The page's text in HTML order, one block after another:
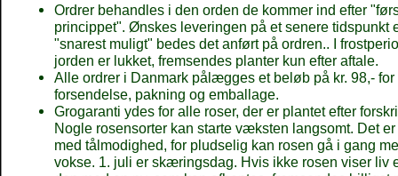
Ordrer behandles i den orden de kommer ind efter
princippet". Ønskes leveringen på et senere tidspunkt
"snarest muligt" bedes det anført på ordren.. I
jorden er lukket, fremsendes planter kun efter aftale.
Alle ordrer i Danmark pålægges et beløb på kr. 98,- for
forsendelse, pakning og emballage.
Grogaranti ydes for alle roser, der er plantet efter
Nogle rosensorter kan starte væksten langsomt. Det
med tålmodighed, for pludselig kan rosen gå i gang
vokse. 1. juli er skæringsdag. Hvis ikke rosen viser liv